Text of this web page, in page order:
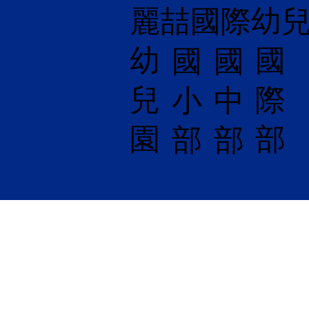
麗喆國際幼
幼
兒
園
​國
小
部
國
中
部
國
際
部